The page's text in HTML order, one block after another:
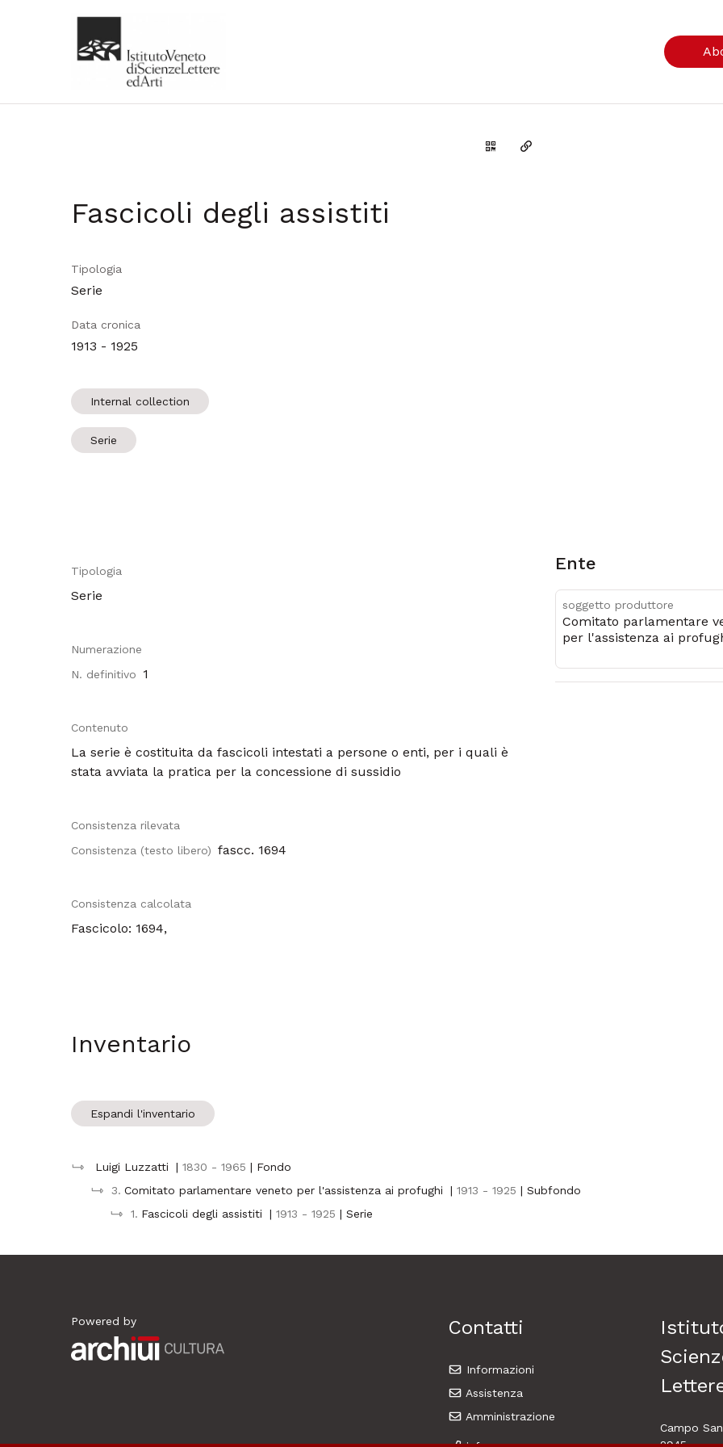
Genera il QR Code della scheda
Copia il permalink
Fascicoli degli assistiti
Tipologia
Serie
Data cronica
1913 - 1925
Internal collection
Serie
Tipologia
Serie
Numerazione
N. definitivo
1
Contenuto
La serie è costituita da fascicoli intestati a persone o enti, per i quali è
stata avviata la pratica per la concessione di sussidio
Consistenza rilevata
Consistenza (testo libero) fascc. 1694
Consistenza calcolata
Fascicolo: 1694,
Ente
soggetto produttore
Comitato parlamentare
per l'assistenza ai
Inventario
Espandi l'inventario
Luigi Luzzatti | 1830 - 1965 | Fondo
3. Comitato parlamentare veneto per l'assistenza ai profughi | 1913 - 1925 | Subfondo
1. Fascicoli degli assistiti | 1913 - 1925 | Serie
Contatti
Informazioni
Assistenza
Amministrazione
Campo
Powered by
Archiui